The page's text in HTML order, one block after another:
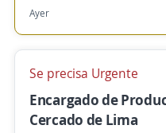
Ayer
Se precisa Urgente
Encargado de
Cercado de Lima